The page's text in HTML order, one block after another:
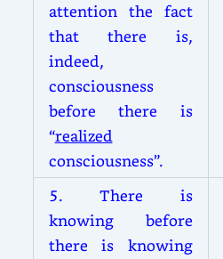
attention the fact
that there is,
indeed,
consciousness
before there is
“realized
consciousness”.
5. There is
knowing before
there is knowing